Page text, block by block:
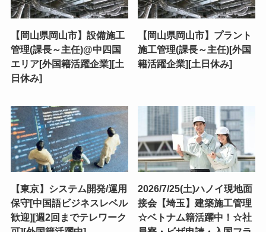
【岡山県岡山市】設備施工
管理(課長～主任)@中四国
エリア[外国籍活躍企業][土
日休み]
【岡山県岡山市】プラント
施工管理(課長～主任)[外国
籍活躍企業][土日休み]
【東京】システム開発/運用
保守[中国語ビジネスレベル
歓迎][週2回までテレワーク
2026/7/25(土)ハノイ現地面
接会【埼玉】建築施工管理
☆ベトナム籍活躍中！☆社